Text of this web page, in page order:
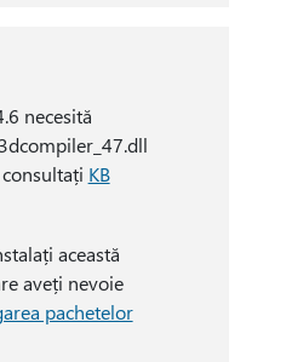
necesită
KB
această
aveți nevoie
pachetelor